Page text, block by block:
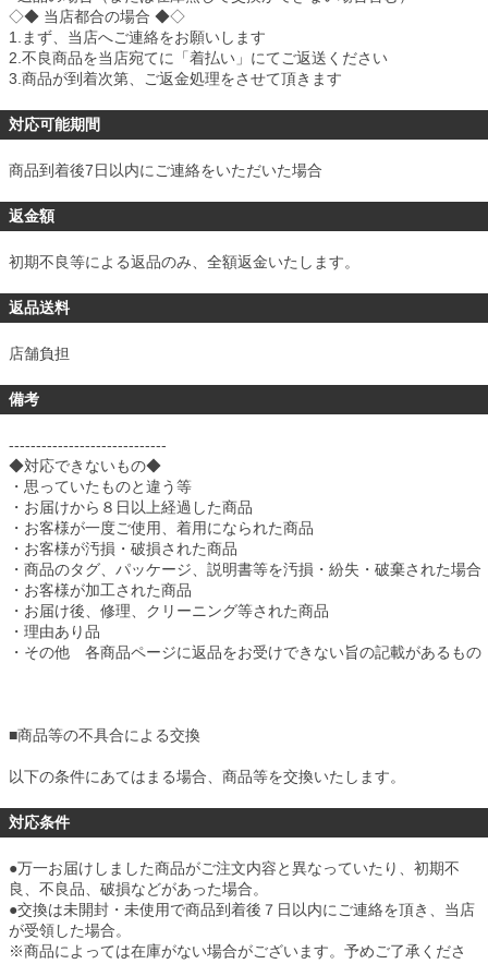
◇◆ 当店都合の場合 ◆◇
1.まず、当店へご連絡をお願いします
2.不良商品を当店宛てに「着払い」にてご返送ください
3.商品が到着次第、ご返金処理をさせて頂きます
対応可能期間
商品到着後7日以内にご連絡をいただいた場合
返金額
初期不良等による返品のみ、全額返金いたします。
返品送料
店舗負担
備考
-----------------------------
◆対応できないもの◆
・思っていたものと違う等
・お届けから８日以上経過した商品
・お客様が一度ご使用、着用になられた商品
・お客様が汚損・破損された商品
・商品のタグ、パッケージ、説明書等を汚損・紛失・破棄された場合
・お客様が加工された商品
・お届け後、修理、クリーニング等された商品
・理由あり品
・その他 各商品ページに返品をお受けできない旨の記載があるもの
■商品等の不具合による交換
以下の条件にあてはまる場合、商品等を交換いたします。
対応条件
●万一お届けしました商品がご注文内容と異なっていたり、初期不
良、不良品、破損などがあった場合。
●交換は未開封・未使用で商品到着後７日以内にご連絡を頂き、当店
が受領した場合。
※商品によっては在庫がない場合がございます。予めご了承くださ